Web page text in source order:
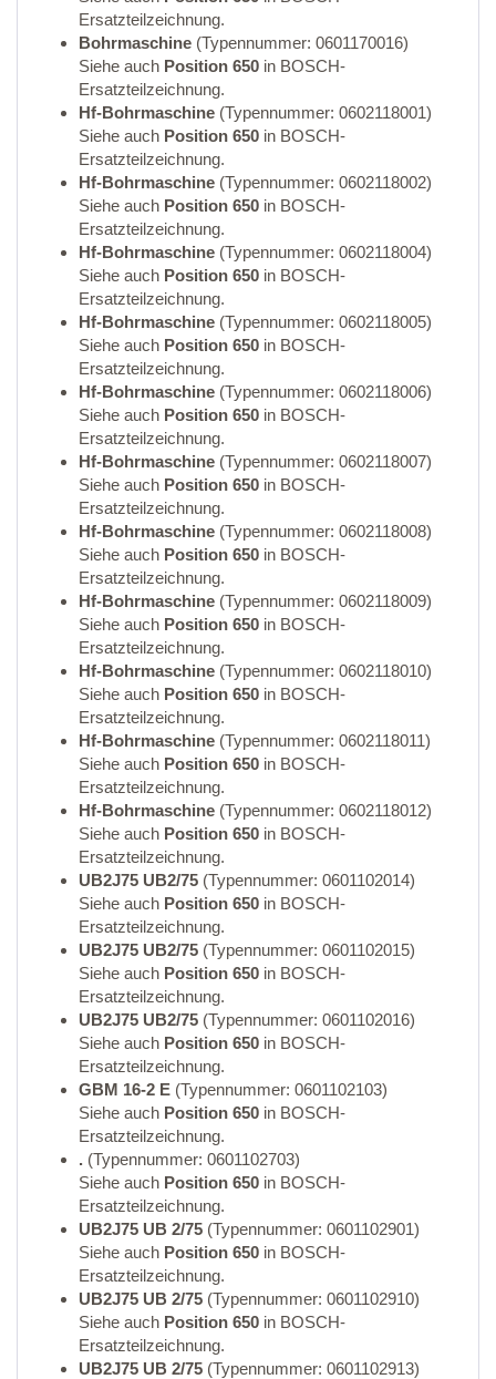
Ersatzteilzeichnung.
Bohrmaschine (Typennummer: 0601170016)
Siehe auch Position 650 in BOSCH-
Ersatzteilzeichnung.
Hf-Bohrmaschine (Typennummer: 0602118001)
Siehe auch Position 650 in BOSCH-
Ersatzteilzeichnung.
Hf-Bohrmaschine (Typennummer: 0602118002)
Siehe auch Position 650 in BOSCH-
Ersatzteilzeichnung.
Hf-Bohrmaschine (Typennummer: 0602118004)
Siehe auch Position 650 in BOSCH-
Ersatzteilzeichnung.
Hf-Bohrmaschine (Typennummer: 0602118005)
Siehe auch Position 650 in BOSCH-
Ersatzteilzeichnung.
Hf-Bohrmaschine (Typennummer: 0602118006)
Siehe auch Position 650 in BOSCH-
Ersatzteilzeichnung.
Hf-Bohrmaschine (Typennummer: 0602118007)
Siehe auch Position 650 in BOSCH-
Ersatzteilzeichnung.
Hf-Bohrmaschine (Typennummer: 0602118008)
Siehe auch Position 650 in BOSCH-
Ersatzteilzeichnung.
Hf-Bohrmaschine (Typennummer: 0602118009)
Siehe auch Position 650 in BOSCH-
Ersatzteilzeichnung.
Hf-Bohrmaschine (Typennummer: 0602118010)
Siehe auch Position 650 in BOSCH-
Ersatzteilzeichnung.
Hf-Bohrmaschine (Typennummer: 0602118011)
Siehe auch Position 650 in BOSCH-
Ersatzteilzeichnung.
Hf-Bohrmaschine (Typennummer: 0602118012)
Siehe auch Position 650 in BOSCH-
Ersatzteilzeichnung.
UB2J75 UB2/75 (Typennummer: 0601102014)
Siehe auch Position 650 in BOSCH-
Ersatzteilzeichnung.
UB2J75 UB2/75 (Typennummer: 0601102015)
Siehe auch Position 650 in BOSCH-
Ersatzteilzeichnung.
UB2J75 UB2/75 (Typennummer: 0601102016)
Siehe auch Position 650 in BOSCH-
Ersatzteilzeichnung.
GBM 16-2 E (Typennummer: 0601102103)
Siehe auch Position 650 in BOSCH-
Ersatzteilzeichnung.
. (Typennummer: 0601102703)
Siehe auch Position 650 in BOSCH-
Ersatzteilzeichnung.
UB2J75 UB 2/75 (Typennummer: 0601102901)
Siehe auch Position 650 in BOSCH-
Ersatzteilzeichnung.
UB2J75 UB 2/75 (Typennummer: 0601102910)
Siehe auch Position 650 in BOSCH-
Ersatzteilzeichnung.
UB2J75 UB 2/75 (Typennummer: 0601102913)